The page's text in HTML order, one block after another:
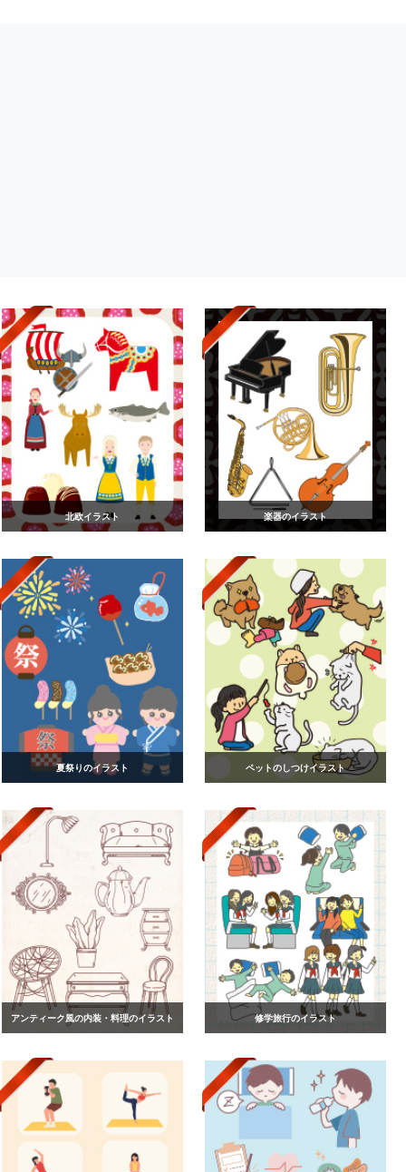
北欧イラスト 楽器のイラスト
夏祭りのイラスト ペットのしつけイラスト
アンティーク風の内装・料理のイラスト 修学旅行のイラスト